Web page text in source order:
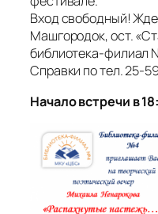
Вход свободный!
Машгородок, ост.
библиотека-филиал
Справки по тел. 25-
Начало встречи в